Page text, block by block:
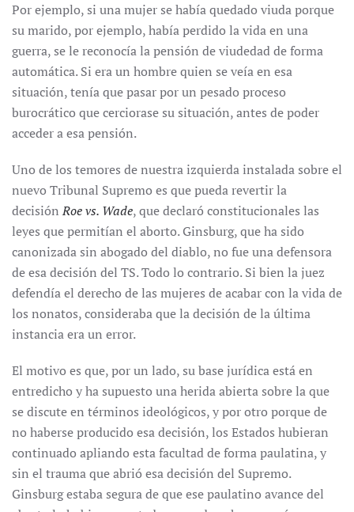
Por ejemplo, si una mujer se había quedado viuda porque
su marido, por ejemplo, había perdido la vida en una
guerra, se le reconocía la pensión de viudedad de forma
automática. Si era un hombre quien se veía en esa
situación, tenía que pasar por un pesado proceso
burocrático que cerciorase su situación, antes de poder
acceder a esa pensión.
Uno de los temores de nuestra izquierda instalada sobre el
nuevo Tribunal Supremo es que pueda revertir la
decisiónRoe vs. Wade, que declaró constitucionales las
leyes que permitían el aborto. Ginsburg, que ha sido
canonizada sin abogado del diablo, no fue una defensora
de esa decisión del TS. Todo lo contrario. Si bien la juez
defendía el derecho de las mujeres de acabar con la vida de
los nonatos, consideraba que la decisión de la última
instancia era un error.
El motivo es que, por un lado, su base jurídica está en
entredicho y ha supuesto una herida abierta sobre la que
se discute en términos ideológicos, y por otro porque de
no haberse producido esa decisión, los Estados hubieran
continuado apliando esta facultad de forma paulatina, y
sin el trauma que abrió esa decisión del Supremo.
Ginsburg estaba segura de que ese paulatino avance del